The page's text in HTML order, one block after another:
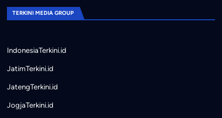
TERKINI MEDIA GROUP
IndonesiaTerkini.id
JatimTerkini.id
JatengTerkini.id
JogjaTerkini.id